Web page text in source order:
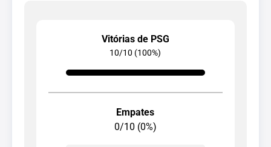
Vitórias de PSG
10/10 (100%)
Empates
0/10 (0%)